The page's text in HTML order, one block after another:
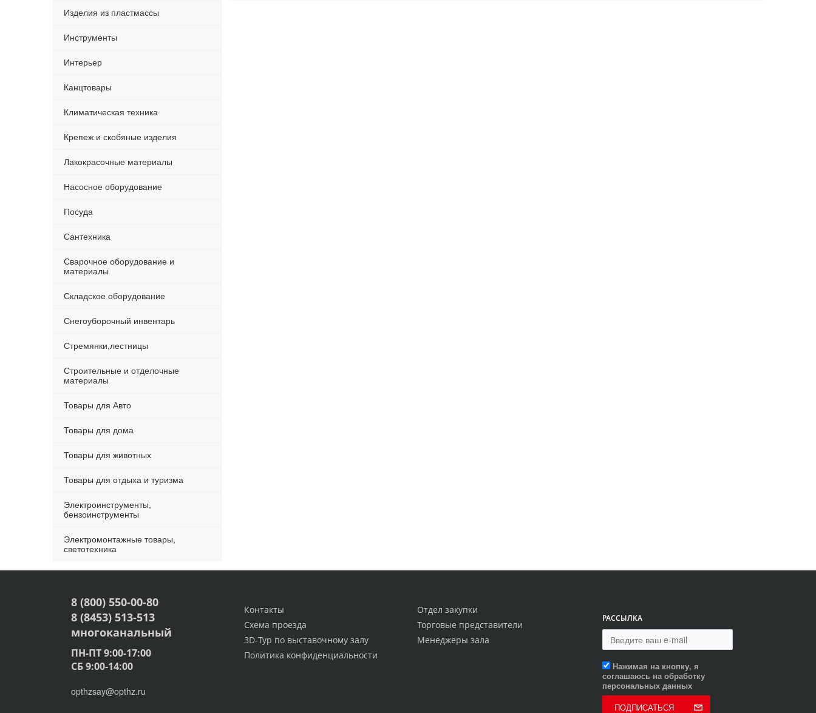
Изделия из пластмассы
Инструменты
Интерьер
Канцтовары
Климатическая техника
Крепеж и скобяные изделия
Лакокрасочные материалы
Насосное оборудование
Посуда
Сантехника
Сварочное оборудование и
материалы
Складское оборудование
Снегоуборочный инвентарь
Стремянки,лестницы
Строительные и отделочные
материалы
Товары для Авто
Товары для дома
Товары для животных
Товары для отдыха и туризма
Электроинструменты,
бензоинструменты
Электромонтажные товары,
светотехника
Отдел закупки
Торговые представители
Менеджеры зала
Контакты
Схема проезда
3D-Тур по выставочному залу
Политика конфиденциальности
РАССЫЛКА
Нажимая на кнопку, я
соглашаюсь на обработку
персональных данных
ПОДПИСАТЬСЯ
8 (800) 550-00-80
8 (8453) 513-513
многоканальный
ПН-ПТ 9:00-17:00
СБ 9:00-14:00
opthzsay@opthz.ru